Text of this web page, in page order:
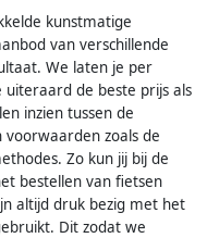
kunstmatige
van verschillende
We laten je per
de beste prijs als
inzien tussen de
zoals de
Zo kun jij bij de
bestellen van fietsen
altijd druk bezig met het
Dit zodat we